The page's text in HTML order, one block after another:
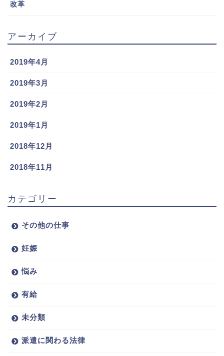
改革
アーカイブ
2019年4月
2019年3月
2019年2月
2019年1月
2018年12月
2018年11月
カテゴリー
その他の仕事
妊娠
悩み
有給
未分類
派遣に関わる法律